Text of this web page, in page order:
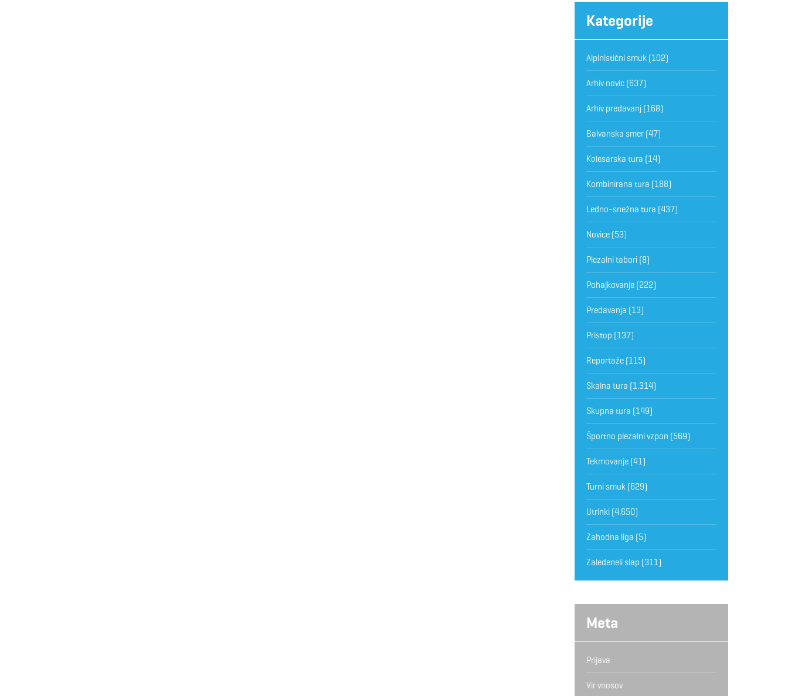
Kategorije
Alpinistični smuk(102)
Arhiv novic(637)
Arhiv predavanj(168)
Balvanska smer(47)
Kolesarska tura (14)
Kombinirana tura (188)
Ledno-snežna tura (437)
Novice(53)
Plezalni tabori(8)
Pohajkovanje(222)
Predavanja (13)
Pristop (137)
Reportaže(115)
Skalna tura (1.314)
Skupna tura (149)
Športno plezalni vzpon (569)
Tekmovanje(41)
Turni smuk(629)
Utrinki(4.650)
Zahodna liga (5)
Zaledeneli slap (311)
Meta
Prijava
Vir vnosov